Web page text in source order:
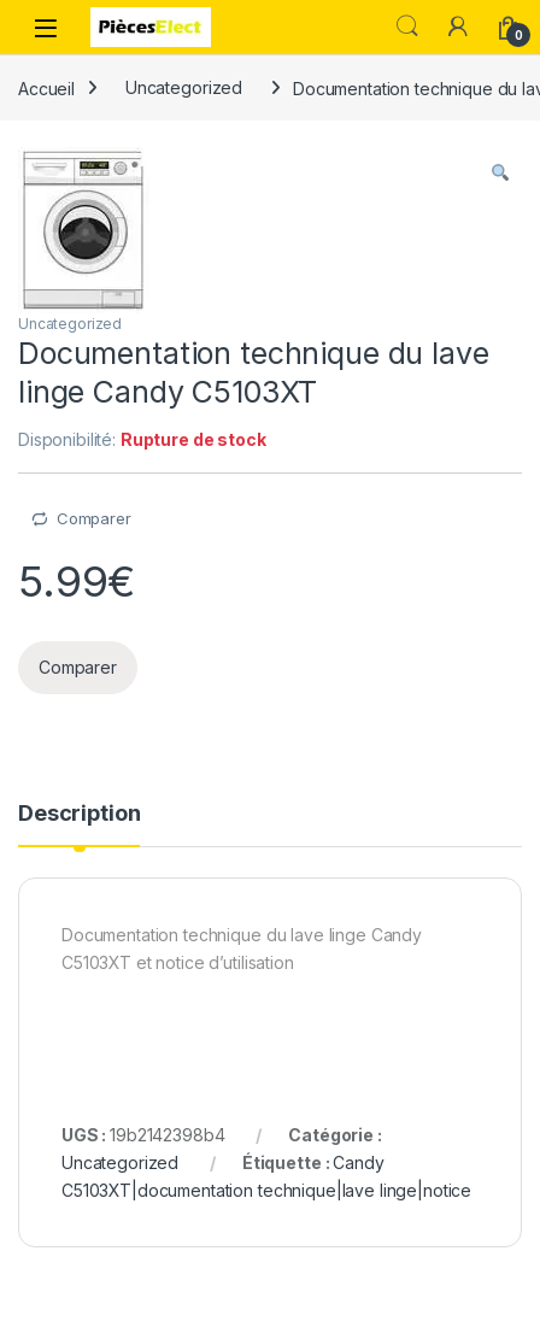
0
Accueil Uncategorized Documentation technique du
Uncategorized
Documentation technique du lave
linge Candy C5103XT
Disponibilité: Rupture de stock
Comparer
5.99€
Comparer
Description
Documentation technique du lave linge Candy
C5103XT et notice d’utilisation
UGS :19b2142398b4
Catégorie :
Uncategorized
Étiquette :Candy
C5103XT|documentation technique|lave linge|notice